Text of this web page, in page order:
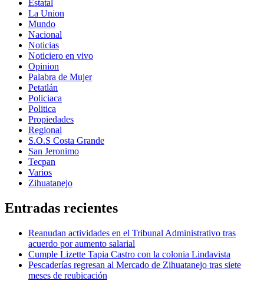
Estatal
La Union
Mundo
Nacional
Noticias
Noticiero en vivo
Opinion
Palabra de Mujer
Petatlán
Policiaca
Politica
Propiedades
Regional
S.O.S Costa Grande
San Jeronimo
Tecpan
Varios
Zihuatanejo
Entradas recientes
Reanudan actividades en el Tribunal Administrativo tras
acuerdo por aumento salarial
Cumple Lizette Tapia Castro con la colonia Lindavista
Pescaderías regresan al Mercado de Zihuatanejo tras siete
meses de reubicación